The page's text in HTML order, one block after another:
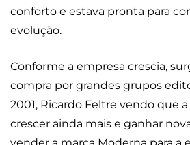
conforto e estava pronta para
evolução.
Conforme a empresa crescia,
compra por grandes grupos
2001, Ricardo Feltre vendo que
crescer ainda mais e ganhar